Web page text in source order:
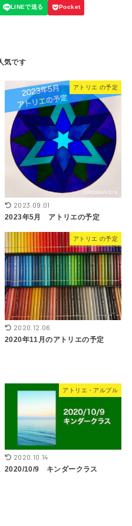
アトリエ の予定
2023.09.01
2023年5月 アトリエの予定
アトリエ の予定
2020.12.06
2020年11月のアトリエの予定
アトリエ・アルブル
2020.10.14
2020/10/9 キンダークラス